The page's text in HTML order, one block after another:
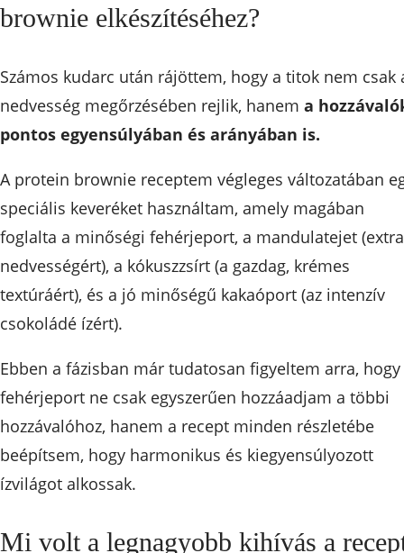
brownie elkészítéséhez?
Számos kudarc után rájöttem, hogy a titok nem csak
nedvesség megőrzésében rejlik, hanem a
pontos egyensúlyában és arányában is.
A protein brownie receptem végleges változatában
speciális keveréket használtam, amely magában
foglalta a minőségi fehérjeport, a mandulatejet (extra
nedvességért), a kókuszzsírt (a gazdag, krémes
textúráért), és a jó minőségű kakaóport (az intenzív
csokoládé ízért).
Ebben a fázisban már tudatosan figyeltem arra, hogy
fehérjeport ne csak egyszerűen hozzáadjam a többi
hozzávalóhoz, hanem a recept minden részletébe
beépítsem, hogy harmonikus és kiegyensúlyozott
ízvilágot alkossak.
Mi volt a legnagyobb kihívás a